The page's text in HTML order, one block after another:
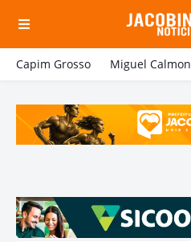
Capim Grosso Miguel Calmon